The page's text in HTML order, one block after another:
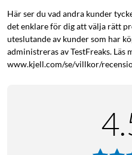
Här ser du vad andra kunder
det enklare för dig att välja rätt
uteslutande av kunder som har
administreras av TestFreaks.
www.kjell.com/se/villkor/